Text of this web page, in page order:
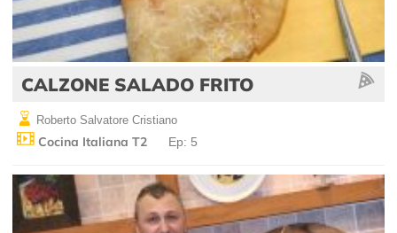
CALZONE SALADO FRITO
Roberto Salvatore Cristiano
Cocina Italiana T2 Ep: 5